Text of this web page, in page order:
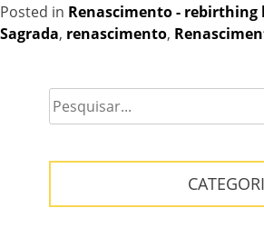
Posted in Renascimento -
Sagrada, renascimento,